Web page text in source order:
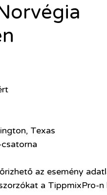
Texas
az esemény
a TippmixPro-n